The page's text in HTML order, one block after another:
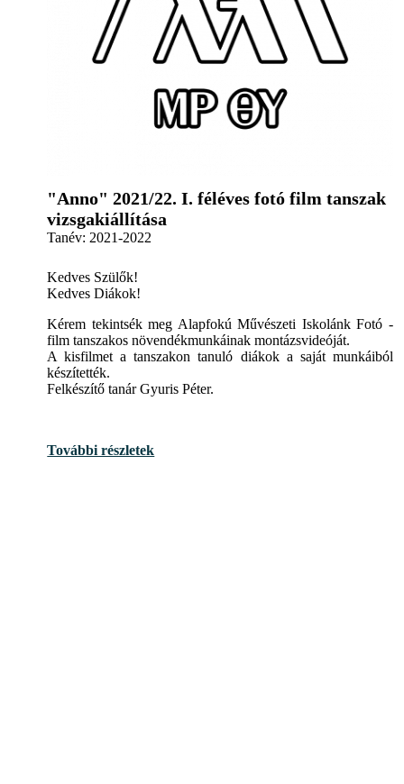
"Anno" 2021/22. I. féléves fotó film tanszak
vizsgakiállítása
Tanév: 2021-2022
Kedves Szülők!
Kedves Diákok!
Kérem tekintsék meg Alapfokú Művészeti Iskolánk Fotó -
film tanszakos növendékmunkáinak montázsvideóját.
A kisfilmet a tanszakon tanuló diákok a saját munkáiból
készítették.
Felkészítő tanár Gyuris Péter.
További részletek